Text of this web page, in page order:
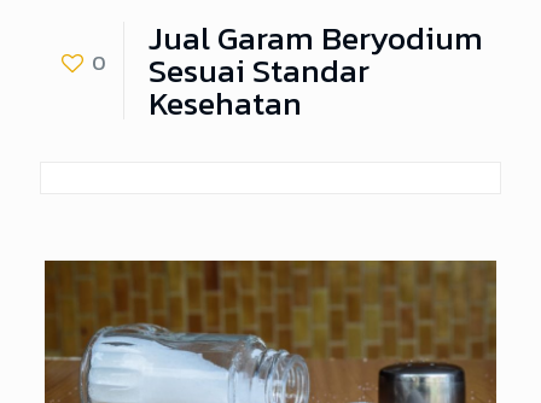
0 Jual Garam Beryodium
Sesuai Standar
Kesehatan